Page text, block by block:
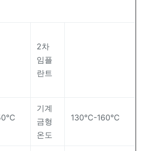
2차
임플
란트
기계
금형
온도
130℃-160℃